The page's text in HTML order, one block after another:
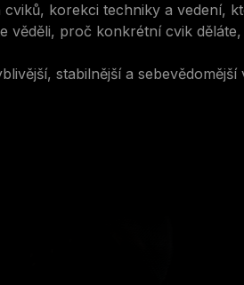
korekci techniky a vedení,
věděli, proč konkrétní cvik
stabilnější a